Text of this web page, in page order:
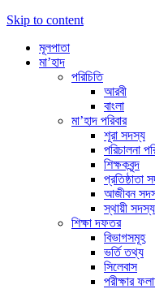
Skip to content
মূলপাতা
মা’হাদ
পরিচিতি
আরবী
বাংলা
মা’হাদ পরিবার
শূরা সদস্য
পরিচালনা
শিক্ষকবৃন্দ
প্রতিষ্ঠাতা
আজীবন
স্থায়ী সদস্য
শিক্ষা দফতর
বিভাগসমূহ
ভর্তি তথ্য
সিলেবাস
পরীক্ষার